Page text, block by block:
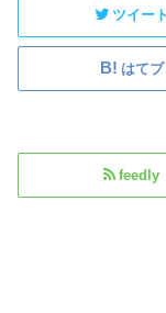
ツイート
はてブ
feedly